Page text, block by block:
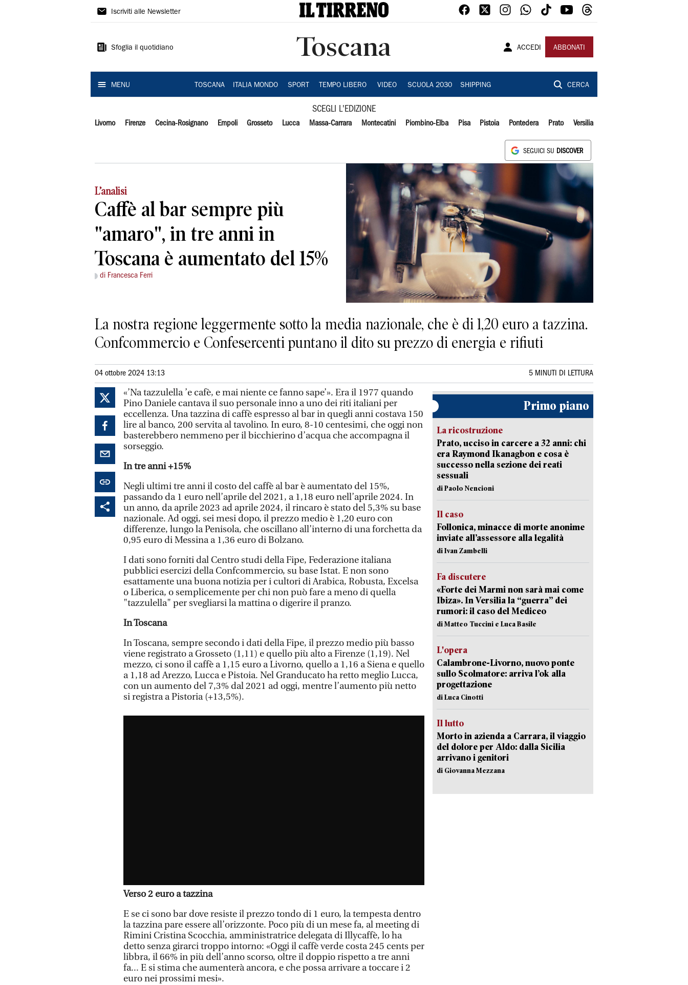
Il
Iscriviti alle Newsletter
Sfoglia il quotidiano Toscana ACCEDI ABBONATI
MENU TOSCANA ITALIA MONDO SPORT TEMPO LIBERO VIDEO SCUOLA 2030 SHIPPING CERCA
SCEGLI L'EDIZIONE
Livorno Firenze Cecina-Rosignano Empoli Grosseto Lucca Massa-Carrara Montecatini Piombino-Elba Pisa Pistoia Pontedera Prato Versilia
SEGUICI SU DISCOVER
L’analisi
Caffè al bar sempre più
"amaro", in tre anni in
Toscana è aumentato del 15%
di Francesca Ferri
La nostra regione leggermente sotto la media nazionale, che è di 1,20 euro a tazzina.
Confcommercio e Confesercenti puntano il dito su prezzo di energia e rifiuti
04 ottobre 2024 13:13 5 MINUTI DI LETTURA
«’Na tazzulella ’e cafè, e mai niente ce fanno sape’». Era il 1977 quando
Pino Daniele cantava il suo personale inno a uno dei riti italiani per
eccellenza. Una tazzina di caffè espresso al bar in quegli anni costava 150
lire al banco, 200 servita al tavolino. In euro, 8-10 centesimi, che oggi non
basterebbero nemmeno per il bicchierino d’acqua che accompagna il
sorseggio.
In tre anni +15%
Negli ultimi tre anni il costo del caffè al bar è aumentato del 15%,
passando da 1 euro nell’aprile del 2021, a 1,18 euro nell’aprile 2024. In
un anno, da aprile 2023 ad aprile 2024, il rincaro è stato del 5,3% su base
nazionale. Ad oggi, sei mesi dopo, il prezzo medio è 1,20 euro con
differenze, lungo la Penisola, che oscillano all’interno di una forchetta da
0,95 euro di Messina a 1,36 euro di Bolzano.
I dati sono forniti dal Centro studi della Fipe, Federazione italiana
pubblici esercizi della Confcommercio, su base Istat. E non sono
esattamente una buona notizia per i cultori di Arabica, Robusta, Excelsa
o Liberica, o semplicemente per chi non può fare a meno di quella
"tazzulella" per svegliarsi la mattina o digerire il pranzo.
In Toscana
In Toscana, sempre secondo i dati della Fipe, il prezzo medio più basso
viene registrato a Grosseto (1,11) e quello più alto a Firenze (1,19). Nel
mezzo, ci sono il caffè a 1,15 euro a Livorno, quello a 1,16 a Siena e quello
a 1,18 ad Arezzo, Lucca e Pistoia. Nel Granducato ha retto meglio Lucca,
con un aumento del 7,3% dal 2021 ad oggi, mentre l’aumento più netto
si registra a Pistoria (+13,5%).
Verso 2 euro a tazzina
E se ci sono bar dove resiste il prezzo tondo di 1 euro, la tempesta dentro
la tazzina pare essere all’orizzonte. Poco più di un mese fa, al meeting di
Rimini Cristina Scocchia, amministratrice delegata di Illycaffè, lo ha
detto senza girarci troppo intorno: «Oggi il caffè verde costa 245 cents per
libbra, il 66% in più dell’anno scorso, oltre il doppio rispetto a tre anni
fa... E si stima che aumenterà ancora, e che possa arrivare a toccare i 2
euro nei prossimi mesi».
Primo piano
La ricostruzione
Prato, ucciso in carcere a 32 anni: chi
era Raymond Ikanagbon e cosa è
successo nella sezione dei reati
sessuali
di Paolo Nencioni
Il caso
Follonica, minacce di morte anonime
inviate all’assessore alla legalità
di Ivan Zambelli
Fa discutere
«Forte dei Marmi non sarà mai come
Ibiza». In Versilia la “guerra” dei
rumori: il caso del Mediceo
di Matteo Tuccini e Luca Basile
L'opera
Calambrone-Livorno, nuovo ponte
sullo Scolmatore: arriva l’ok alla
progettazione
di Luca Cinotti
Il lutto
Morto in azienda a Carrara, il viaggio
del dolore per Aldo: dalla Sicilia
arrivano i genitori
di Giovanna Mezzana